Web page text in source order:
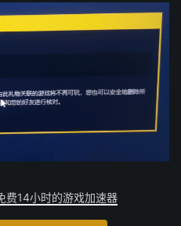
费14小时的游戏加速器